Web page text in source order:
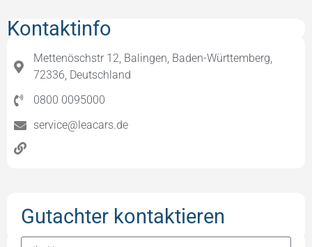
Kontaktinfo
Mettenöschstr 12, Balingen, Baden-Württemberg,
72336, Deutschland
0800 0095000
service@leacars.de
Gutachter kontaktieren